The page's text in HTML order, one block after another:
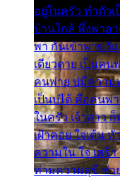
อยู่ในครัว ทำตัวเ
บ้านใกล้ พึ่งพาอา
พา กันเข้าพาขวัญ
เดียวดาย เป็นคน
คนพ่าย บ่มีความห
เป็นบ่ได้ คือคนพ่
ในครัว เจ้าสาว ก็
เฝ้าคอย ใจเต้น
ความใน ใจ เศร้
ท่ามความสุขี ช่ว